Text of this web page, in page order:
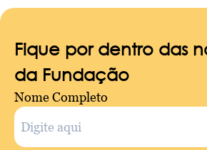
Fique por dentro das
da Fundação
Nome Completo